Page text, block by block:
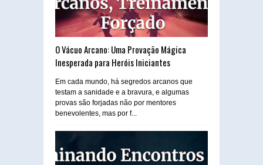
O Vácuo Arcano: Uma Provação Mágica
Inesperada para Heróis Iniciantes
Em cada mundo, há segredos arcanos que
testam a sanidade e a bravura, e algumas
provas são forjadas não por mentores
benevolentes, mas por f...